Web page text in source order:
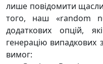
лише повідомити
того, наш «random
додаткових опцій,
генерацію випадкових
вимог: